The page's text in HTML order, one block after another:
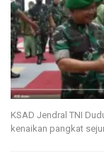
KSAD Jendral TNI
kenaikan pangkat